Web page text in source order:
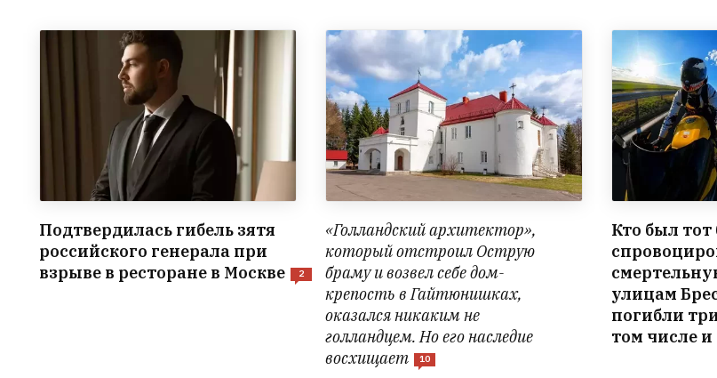
Подтвердилась гибель зятя
российского генерала при
взрыве в ресторане в Москве
2
«Голландский архитектор»,
который отстроил Острую
браму и возвел себе дом-
крепость в Гайтюнишках,
оказался никаким не
голландцем. Но его наследие
восхищает
10
Кто был тот
улицам
погибли
том числе и